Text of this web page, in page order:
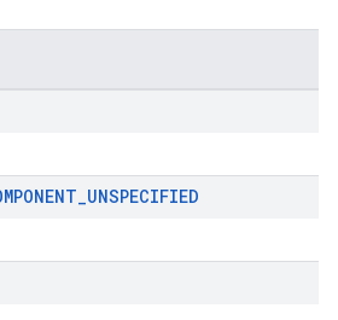
_UNSPECIFIED